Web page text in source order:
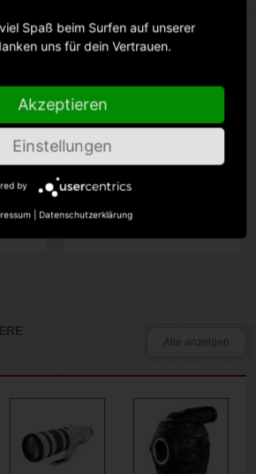
Canon EOS R6 Mark III
Miet-Preis
(exkl. Versicherung und MwSt.)
Alle anzeigen
Spaß beim Surfen auf unserer
uns für dein Vertrauen.
Akzeptieren
Einstellungen
by
| Datenschutzerklärung